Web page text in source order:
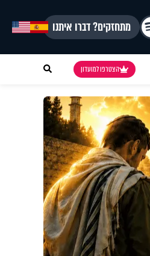
מתחזקים? דברו איתנו
הצטרפו למועדון